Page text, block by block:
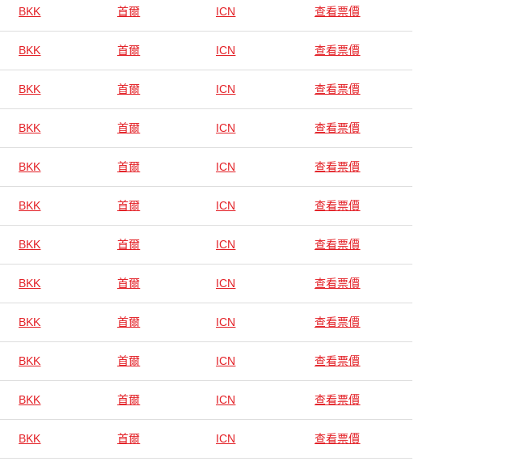
BKK 首爾 ICN 查看票價
BKK 首爾 ICN 查看票價
BKK 首爾 ICN 查看票價
BKK 首爾 ICN 查看票價
BKK 首爾 ICN 查看票價
BKK 首爾 ICN 查看票價
BKK 首爾 ICN 查看票價
BKK 首爾 ICN 查看票價
BKK 首爾 ICN 查看票價
BKK 首爾 ICN 查看票價
BKK 首爾 ICN 查看票價
BKK 首爾 ICN 查看票價